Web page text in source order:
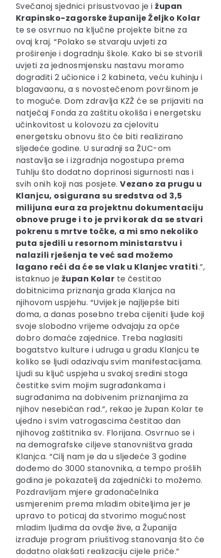
Svečanoj sjednici prisustvovao je ižupan
Krapinsko-zagorske županije Željko Kolar
te se osvrnuo na ključne projekte bitne za
ovaj kraj. “Polako se stvaraju uvjeti za
proširenje i dogradnju škole. Kako bi se stvorili
uvjeti za jednosmjensku nastavu moramo
dograditi 2 učionice i 2 kabineta, veću kuhinju i
blagavaonu, a s novostečenom površinom je
to moguće. Dom zdravlja KZŽ će se prijaviti na
natječaj Fonda za zaštitu okoliša i energetsku
učinkovitost u kolovozu za cjelovitu
energetsku obnovu što će biti realizirano
sljedeće godine. U suradnji sa ŽUC-om
nastavlja se i izgradnja nogostupa prema
Tuhlju što dodatno doprinosi sigurnosti nas i
svih onih koji nas posjete.Vezano za prugu u
Klanjcu, osigurana su sredstva od 3,5
milijuna eura za projektnu dokumentaciju
obnove pruge i to je prvi korak da se stvari
pokrenu s mrtve točke, a mi smo nekoliko
puta sjedili u resornom ministarstvu i
nalazili rješenja te već sad možemo
lagano reći da će se vlak u Klanjec vratiti.”,
istaknuo je župan Kolar te čestitao
dobitnicima priznanja grada Klanjca na
njihovom uspjehu. “Uvijek je najljepše biti
doma, a danas posebno treba cijeniti ljude koji
svoje slobodno vrijeme odvajaju za opće
dobro domaće zajednice. Treba naglasiti
bogatstvo kulture i udruga u gradu Klanjcu te
koliko se ljudi odazivaju svim manifestacijama.
Ljudi su ključ uspjeha u svakoj sredini stoga
čestitke svim mojim sugrađankama i
sugrađanima na dobivenim priznanjima za
njihov nesebičan rad.”, rekao je župan Kolar te
ujedno i svim vatrogascima čestitao dan
njihovog zaštitnika sv. Florijana. Osvrnuo se i
na demografske ciljeve stanovništva grada
Klanjca. “Cilj nam je da u sljedeće 3 godine
dođemo do 3000 stanovnika, a tempo prošlih
godina je pokazatelj da zajednički to možemo.
Pozdravljam mjere gradonačelnika
usmjerenim prema mladim obiteljima jer je
upravo to poticaj da stvorimo mogućnost
mladim ljudima da ovdje žive, a Županija
izrađuje program priuštivog stanovanja što će
dodatno olakšati realizaciju cijele priče.”